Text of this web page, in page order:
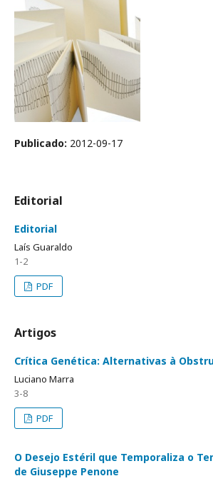
Publicado: 2012-09-17
Editorial
Editorial
Laís Guaraldo
1-2
PDF
Artigos
Crítica Genética: Alternativas à
Luciano Marra
3-8
PDF
O Desejo Estéril que Temporaliza o
de Giuseppe Penone